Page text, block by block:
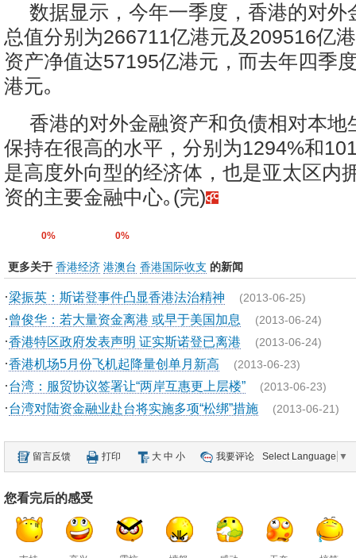
数据显示，今年一季度，香港的对外
总值分别为266711亿港元及209516亿
资产净值达57195亿港元，而去年四季
港元｡
香港的对外金融资产和负债相对本地
保持在很高的水平，分别为1294%和
是高度外向型的经济体，也是亚太区内
资的主要金融中心｡(完)
0% 0%
更多关于 香港经济 港澳台 香港国际收支 的新闻
·梁振英：斯诺登事件凸显香港法治精神 (2013-06-25)
·曾俊华：若大量资金离港 或早于美国加息 (2013-06-24)
·香港特区政府发表声明 证实斯诺登已离港 (2013-06-24)
·香港机场5月份飞机起降量创单月新高 (2013-06-23)
·台湾：服贸协议签署让“两岸互惠更上层楼” (2013-06-23)
·台湾对陆资金融业赴台将实施多项“松绑”措施 (2013-06-21)
留言反馈 打印 大 中 小 我要评论 Select Language ▼
您看完后的感受